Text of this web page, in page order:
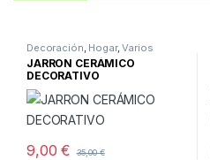
Decoración Hogar,Varios
JARRON CERÁMICO
DECORATIVO
9,00€ 35,00€